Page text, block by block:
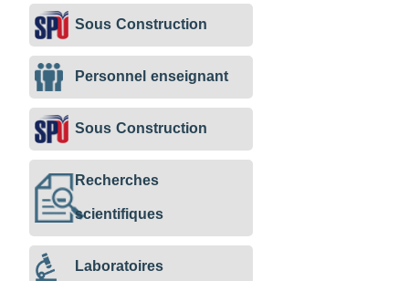
Sous Construction
Personnel enseignant
Sous Construction
Recherches
scientifiques
Laboratoires